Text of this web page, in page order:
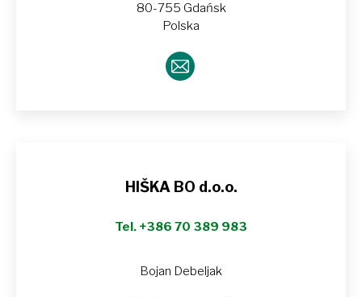
80-755 Gdańsk
Polska
E-
HIŠKA BO d.o.o.
Tel. +386 70 389 983
Bojan Debeljak